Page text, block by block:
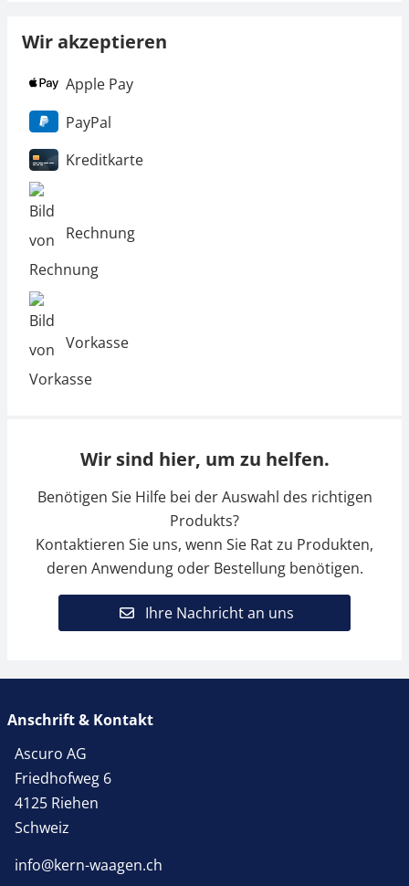
Wir akzeptieren
Apple Pay
PayPal
Kreditkarte
Rechnung
Vorkasse
Wir sind hier, um zu helfen.
Benötigen Sie Hilfe bei der Auswahl des richtigen
Produkts?
Kontaktieren Sie uns, wenn Sie Rat zu Produkten,
deren Anwendung oder Bestellung benötigen.
Ihre Nachricht an uns
Anschrift & Kontakt
Ascuro AG
Friedhofweg 6
4125 Riehen
Schweiz
info@kern-waagen.ch